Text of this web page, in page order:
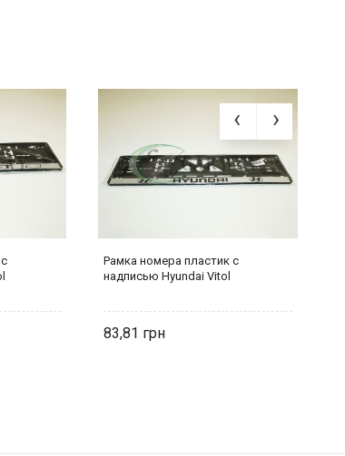
Рамка номера пластик с
надписью Hyundai Vitol
83,81